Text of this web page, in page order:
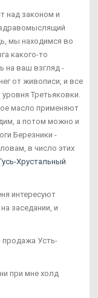
над законом и
мы находимся во
какого-то
на ваш взгляд -
от живописи, и все
Третьяковки.
масло применяют
а потом можно и
Березники -
в число этих
Хрустальный
интересуют
заседании, и
продажа Усть-
при мне холд